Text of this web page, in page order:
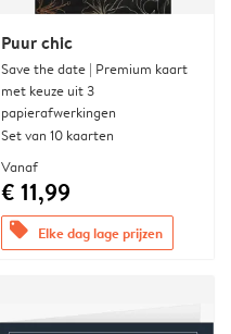
Puur chic
Save the date | Premium kaart
met keuze uit 3
papierafwerkingen
Set van 10 kaarten
Vanaf
€ 11,99
offers Elke dag lage prijzen